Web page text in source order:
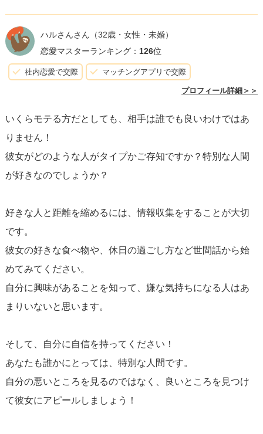
ハルさんさん （32歳・女性・未婚）
恋愛マスターランキング： 126位
社内恋愛で交際 マッチングアプリで交際
プロフィール詳細＞＞
いくらモテる方だとしても、相手は誰でも良いわけではあ
りません！
彼女がどのような人がタイプかご存知ですか？特別な人間
が好きなのでしょうか？
好きな人と距離を縮めるには、情報収集をすることが大切
です。
彼女の好きな食べ物や、休日の過ごし方など世間話から始
めてみてください。
自分に興味があることを知って、嫌な気持ちになる人はあ
まりいないと思います。
そして、自分に自信を持ってください！
あなたも誰かにとっては、特別な人間です。
自分の悪いところを見るのではなく、良いところを見つけ
て彼女にアピールしましょう！